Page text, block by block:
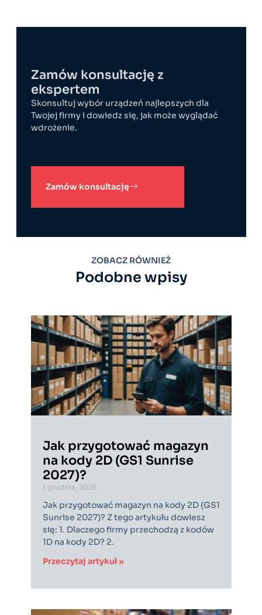
Zamów konsultację z
ekspertem
Skonsultuj wybór urządzeń najlepszych dla
Twojej firmy i dowiedz się, jak może wyglądać
wdrożenie.
Zamów konsultację
ZOBACZ RÓWNIEŻ
Podobne wpisy
Jak przygotować magazyn
na kody 2D (GS1 Sunrise
2027)?
1 grudnia, 2025
Jak przygotować magazyn na kody 2D (GS1
Sunrise 2027)? Z tego artykułu dowiesz
się: 1. Dlaczego firmy przechodzą z kodów
1D na kody 2D? 2.
Przeczytaj artykuł »